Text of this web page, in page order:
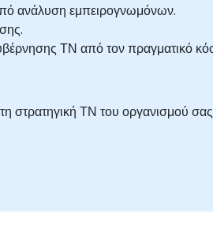
ανάλυση εμπειρογνωμόνων.
ΤΝ από τον πραγματικό
στρατηγική ΤΝ του οργανισμού